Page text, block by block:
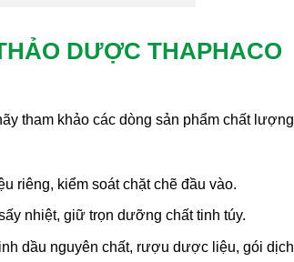
DƯỢC THAPHACO
tham khảo các dòng sản phẩm chất lượng
riêng, kiểm soát chặt chẽ đầu vào.
nhiệt, giữ trọn dưỡng chất tinh túy.
dầu nguyên chất, rượu dược liệu, gói dịch